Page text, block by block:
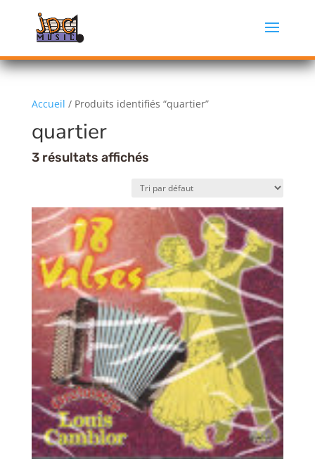
Accueil / Produits identifiés “quartier”
quartier
3 résultats affichés